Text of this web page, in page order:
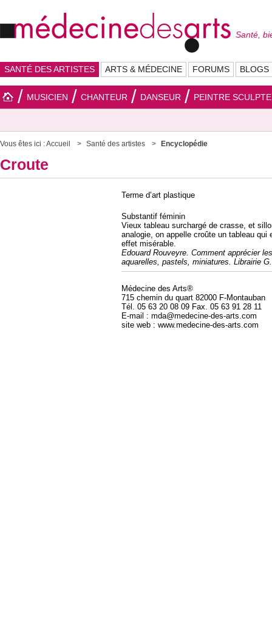
Santé,
SANTÉ DES ARTISTES ARTS & MÉDECINE FORUMS BLOGS
MUSICIEN CHANTEUR DANSEUR PEINTRE
Vous êtes ici :Accueil Santé des artistes Encyclopédie
Croute
Terme d’art plastique
Substantif féminin
Vieux tableau surchargé de crasse, et
analogie, on appelle croûte un tableau
effet misérable.
Edouard Rouveyre. Comment apprécier
aquarelles, pastels, miniatures. Librairie
Médecine des Arts®
715 chemin du quart 82000 F-Montauban
Tél. 05 63 20 08 09 Fax. 05 63 91 28 11
E-mail : mda@medecine-des-arts.com
site web : www.medecine-des-arts.com